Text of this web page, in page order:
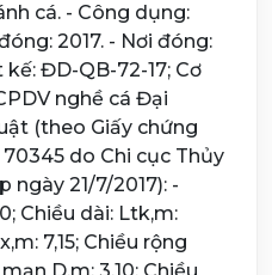
cá. - Công dụng:
2017. - Nơi đóng:
ĐD-QB-72-17; Cơ
nghề cá Đại
(theo Giấy chứng
do Chi cục Thủy
ngày 21/7/2017): -
Chiều dài: Ltk,m:
7,15; Chiều rộng